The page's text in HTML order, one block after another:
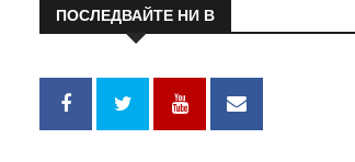
ПОСЛЕДВАЙТЕ НИ В